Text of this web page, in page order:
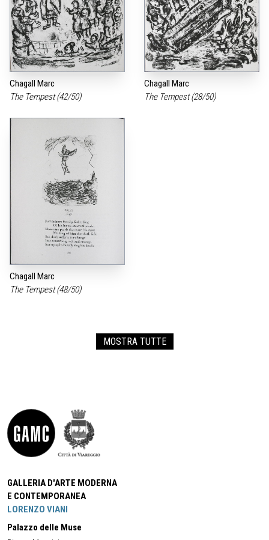
Chagall Marc
The Tempest (42/50)
Chagall Marc
The Tempest (28/50)
Chagall Marc
The Tempest (48/50)
MOSTRA TUTTE
GALLERIA D'ARTE MODERNA
E CONTEMPORANEA
LORENZO VIANI
Palazzo delle Muse